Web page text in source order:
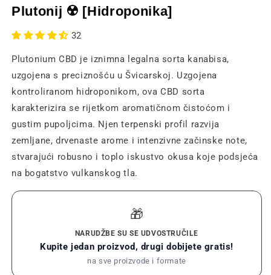
modalnom
prozoru
Plutonij ☢️ [Hidroponika]
32
Plutonium CBD je iznimna legalna sorta kanabisa,
uzgojena s preciznošću u Švicarskoj. Uzgojena
kontroliranom hidroponikom, ova CBD sorta
karakterizira se rijetkom aromatičnom čistoćom i
gustim pupoljcima. Njen terpenski profil razvija
zemljane, drvenaste arome i intenzivne začinske note,
stvarajući robusno i toplo iskustvo okusa koje podsjeća
na bogatstvo vulkanskog tla.
🎁
NARUDŽBE SU SE UDVOSTRUČILE
Kupite jedan proizvod, drugi dobijete gratis!
na sve proizvode i formate